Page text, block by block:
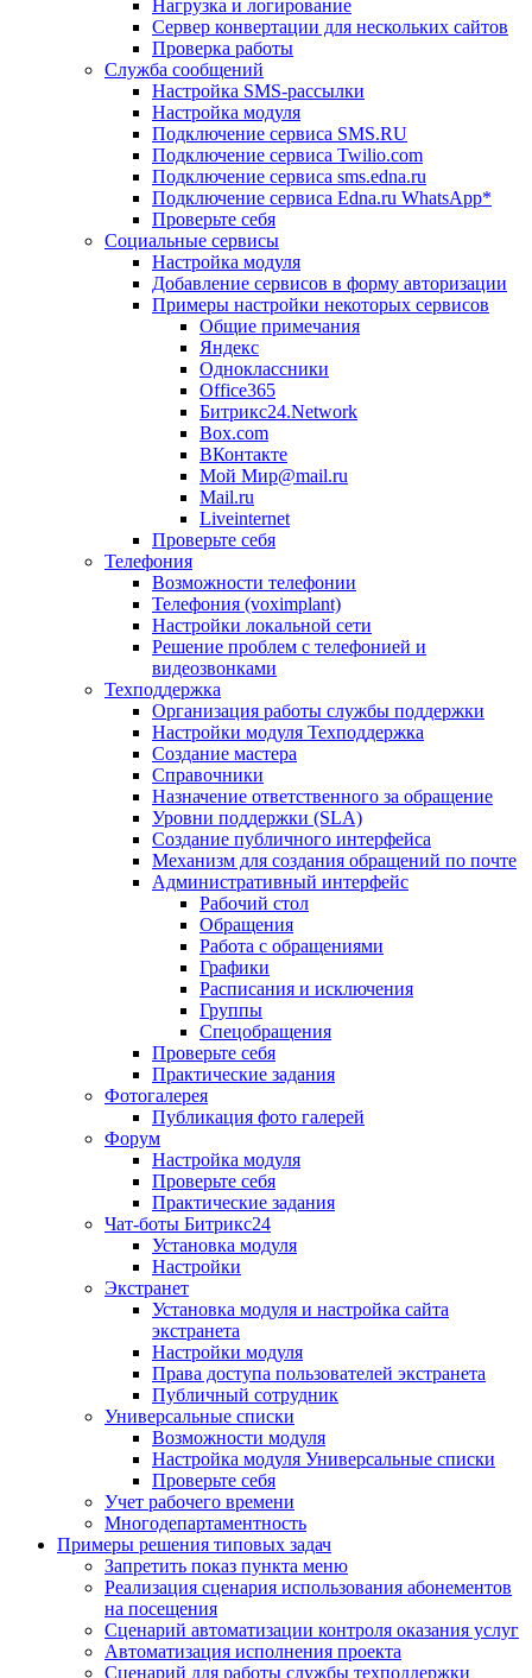
Нагрузка и логирование
Сервер конвертации для нескольких сайтов
Проверка работы
Служба сообщений
Настройка SMS-рассылки
Настройка модуля
Подключение сервиса SMS.RU
Подключение сервиса Twilio.com
Подключение сервиса sms.edna.ru
Подключение сервиса Edna.ru WhatsApp*
Проверьте себя
Социальные сервисы
Настройка модуля
Добавление сервисов в форму авторизации
Примеры настройки некоторых сервисов
Общие примечания
Яндекс
Одноклассники
Office365
Битрикс24.Network
Box.com
ВКонтакте
Мой Мир@mail.ru
Mail.ru
Liveinternet
Проверьте себя
Телефония
Возможности телефонии
Телефония (voximplant)
Настройки локальной сети
Решение проблем с телефонией и
видеозвонками
Техподдержка
Организация работы службы поддержки
Настройки модуля Техподдержка
Создание мастера
Справочники
Назначение ответственного за обращение
Уровни поддержки (SLA)
Создание публичного интерфейса
Механизм для создания обращений по почте
Административный интерфейс
Рабочий стол
Обращения
Работа с обращениями
Графики
Расписания и исключения
Группы
Спецобращения
Проверьте себя
Практические задания
Фотогалерея
Публикация фото галерей
Форум
Настройка модуля
Проверьте себя
Практические задания
Чат-боты Битрикс24
Установка модуля
Настройки
Экстранет
Установка модуля и настройка сайта
экстранета
Настройки модуля
Права доступа пользователей экстранета
Публичный сотрудник
Универсальные списки
Возможности модуля
Настройка модуля Универсальные списки
Проверьте себя
Учет рабочего времени
Многодепартаментность
Примеры решения типовых задач
Запретить показ пункта меню
Реализация сценария использования абонементов
на посещения
Сценарий автоматизации контроля оказания услуг
Автоматизация исполнения проекта
Сценарий для работы службы техподдержки